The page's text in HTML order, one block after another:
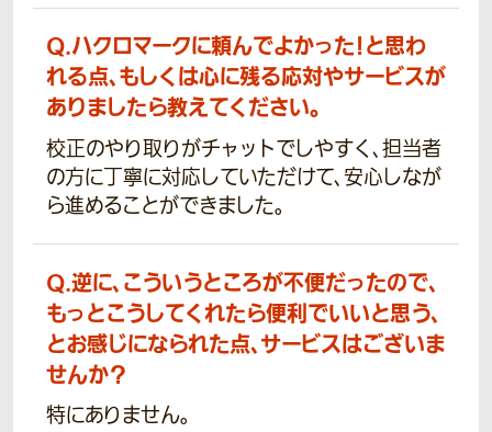
Q.ハクロマークに頼んでよかった！と思わ
れる点、もしくは心に残る応対やサービスが
ありましたら教えてください。
校正のやり取りがチャットでしやすく、担当者
の方に丁寧に対応していただけて、安心しなが
ら進めることができました。
Q.逆に、こういうところが不便だったので、
もっとこうしてくれたら便利でいいと思う、
とお感じになられた点、サービスはございま
せんか？
特にありません。